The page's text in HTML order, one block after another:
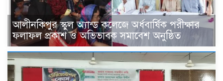
আলীনকিপুর স্কুল অ্যান্ড কলেজে অর্ধবার্ষিক পরীক্ষার
ফলাফল প্রকাশ ও অভিভাবক সমাবেশ অনুষ্ঠিত